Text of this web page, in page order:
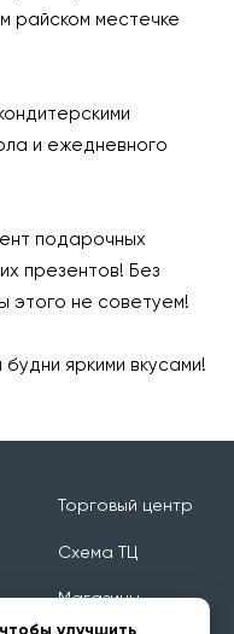
райском местечке
и ежедневного
подарочных
презентов! Без
этого не советуем!
яркими вкусами!
Торговый центр
Схема ТЦ
Магазины
улучшить